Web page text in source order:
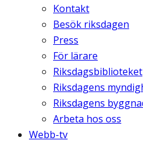
Kontakt
Besök riksdagen
Press
För lärare
Riksdagsbiblioteket
Riksdagens
Riksdagens
Arbeta hos oss
Webb-tv